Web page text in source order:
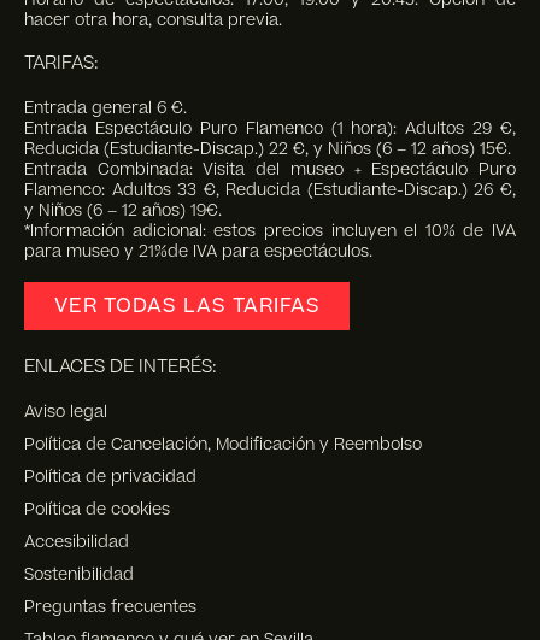
hacer otra hora, consulta previa.
TARIFAS:
Entrada general 6 €.
Entrada Espectáculo Puro Flamenco (1 hora): Adultos 29 €,
Reducida (Estudiante-Discap.) 22 €, y Niños (6 – 12 años) 15€.
Entrada Combinada: Visita del museo + Espectáculo Puro
Flamenco: Adultos 33 €, Reducida (Estudiante-Discap.) 26 €,
y Niños (6 – 12 años) 19€.
*Información adicional: estos precios incluyen el 10% de IVA
para museo y 21%de IVA para espectáculos.
VER TODAS LAS TARIFAS
ENLACES DE INTERÉS:
Aviso legal
Política de Cancelación, Modificación y Reembolso
Política de privacidad
Política de cookies
Accesibilidad
Sostenibilidad
Preguntas frecuentes